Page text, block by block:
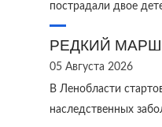
пострадали двое
РЕДКИЙ
05 Августа 2026
В Ленобласти
наследственных